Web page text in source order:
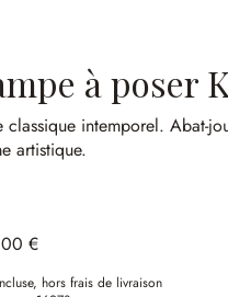
à poser
classique intemporel.Abat-
artistique.
€
hors frais de livraison